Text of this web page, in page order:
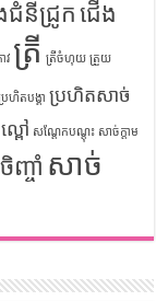
ជំនីជ្រូក ជើង
វ ត្រី ត្រីចំហុយ ត្រួយ
រហិតបង្គា ប្រហិតសាច់
ល្ពៅ សណ្តែកបណ្តុះ សាច់ក្តាម
ញ្ចាំ សាច់